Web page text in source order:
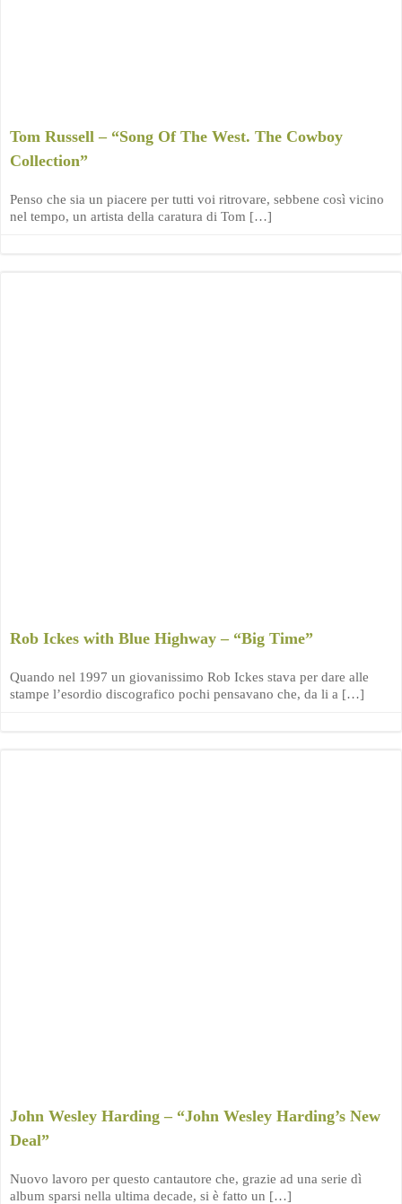
Tom Russell – “Song Of The West. The Cowboy
Collection”
Penso che sia un piacere per tutti voi ritrovare, sebbene così vicino
nel tempo, un artista della caratura di Tom […]
Rob Ickes with Blue Highway – “Big Time”
Quando nel 1997 un giovanissimo Rob Ickes stava per dare alle
stampe l’esordio discografico pochi pensavano che, da li a […]
John Wesley Harding – “John Wesley Harding’s New
Deal”
Nuovo lavoro per questo cantautore che, grazie ad una serie dì
album sparsi nella ultima decade, si è fatto un […]